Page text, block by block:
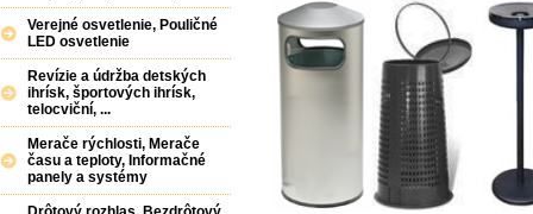
Verejné osvetlenie, Pouličné
LED osvetlenie
Revízie a údržba detských
ihrísk, športových ihrísk,
telocviční, ...
Merače rýchlosti, Merače
času a teploty, Informačné
panely a systémy